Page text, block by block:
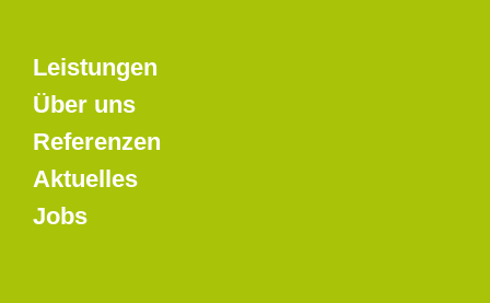
Leistungen
Über uns
Referenzen
Aktuelles
Jobs